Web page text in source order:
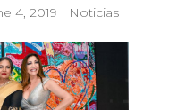
4, 2019 | Noticias